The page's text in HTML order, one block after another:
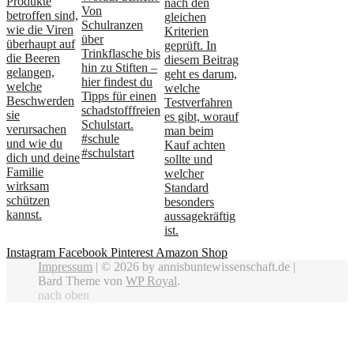
Instagram Facebook PinterestAmazon Shop
Impressum | © 2026 by annisbuntewissenschaft.de |
Bard Theme von WP Royal.
nach oben